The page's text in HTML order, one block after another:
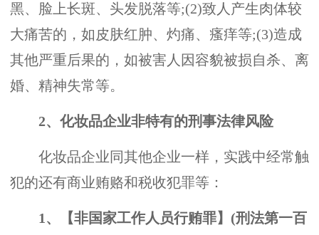
黑、脸上长斑、头发脱落等;(2)致人产生肉体较
大痛苦的，如皮肤红肿、灼痛、瘙痒等;(3)造成
其他严重后果的，如被害人因容貌被损自杀、离
婚、精神失常等。
2、化妆品企业非特有的刑事法律风险
化妆品企业同其他企业一样，实践中经常触
犯的还有商业贿赂和税收犯罪等：
1、【非国家工作人员行贿罪】(刑法第一百